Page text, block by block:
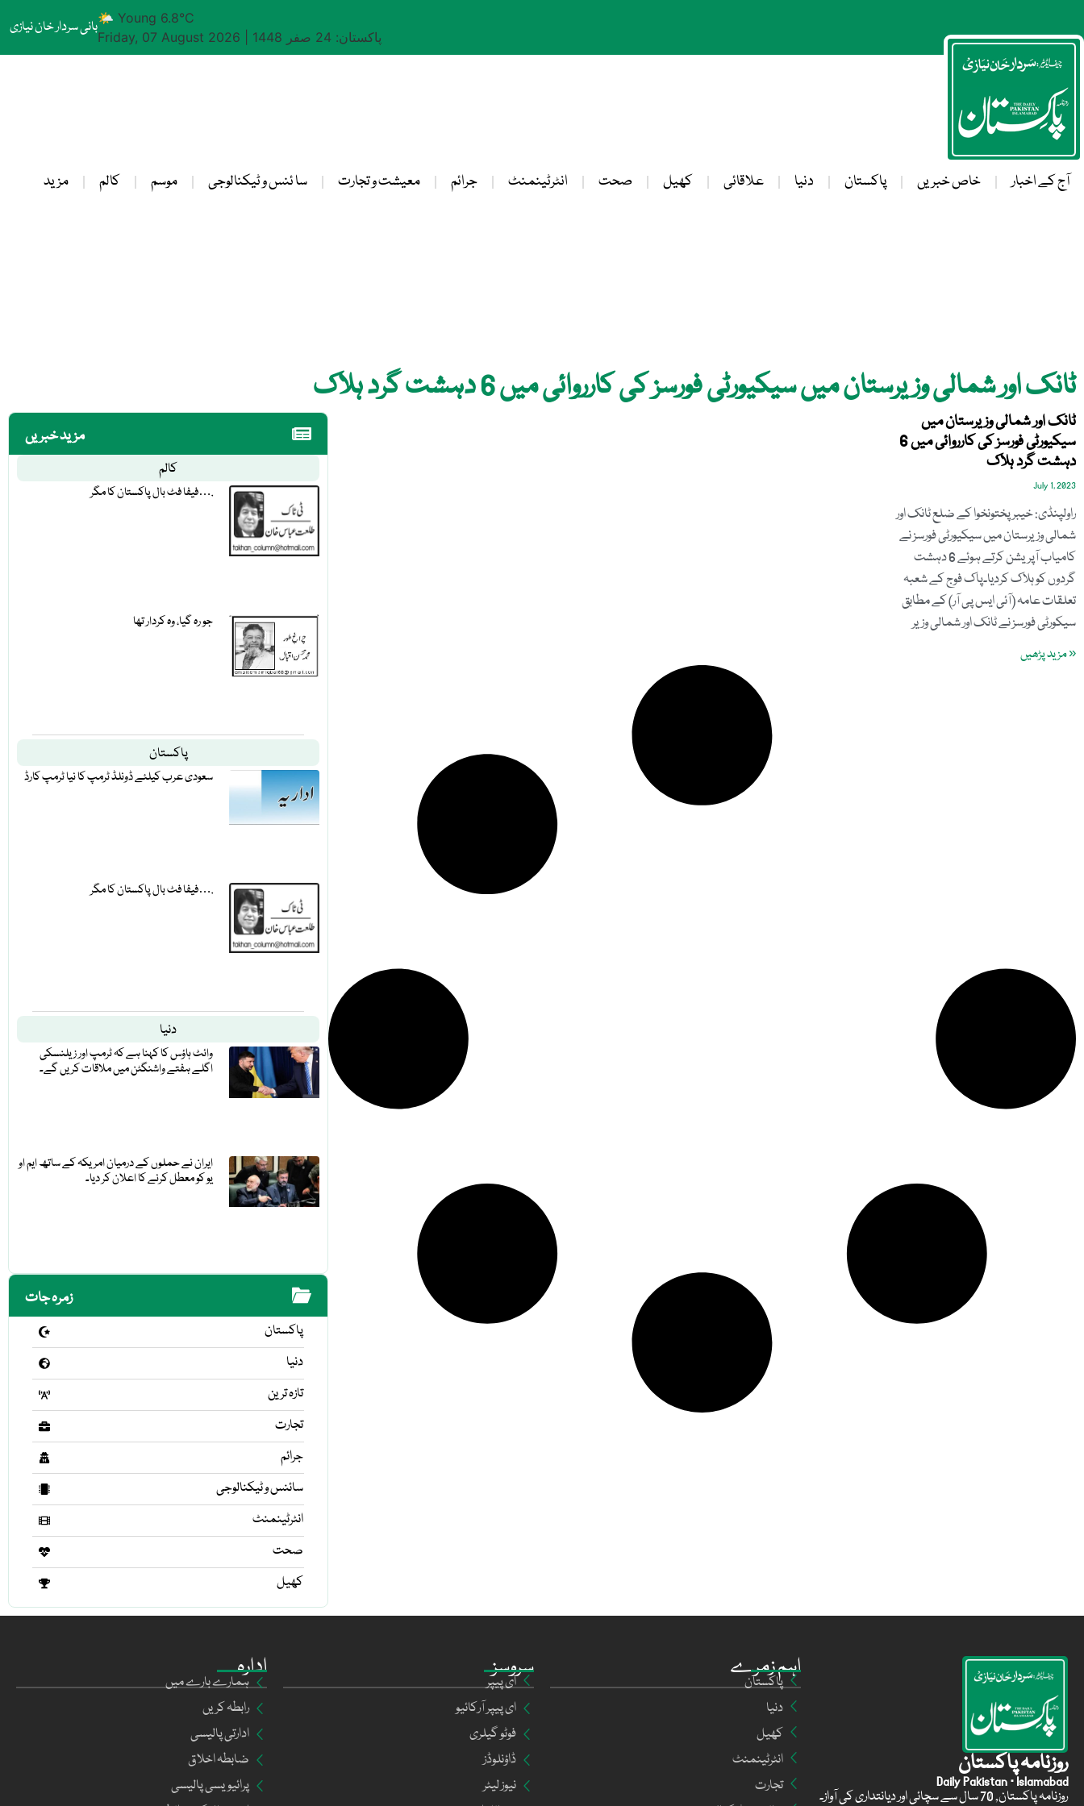
بانی سردار خان نیازی🌤 Young 6.8°C
Friday, 07 August 2026
پاکستان: 24 صفر 1448
آج کے اخبار خاص خبریں پاکستان دنیا علاقائی کھیل صحت انٹرٹینمنٹ جرائم معیشت و تجارت سا ئنس و ٹیکنالوجی موسم کالم مزید
ٹانک اور شمالی وزیرستان میں سیکیورٹی فورسز کی کارروائی میں 6 دہشت گرد ہلاک
مزید خبریں
کالم
فیفا فٹ بال پاکستان کا مگر….
جو رہ گیا، وہ کردار تھا
پاکستان
سعودی عرب کیلئے ڈونلڈ ٹرمپ کا نیا ٹرمپ کارڈ
فیفا فٹ بال پاکستان کا مگر….
دنیا
وائٹ ہاؤس کا کہنا ہے کہ ٹرمپ اور زیلنسکی
اگلے ہفتے واشنگٹن میں ملاقات کریں گے۔
ایران نے حملوں کے درمیان امریکہ کے ساتھ ایم او
یو کو معطل کرنے کا اعلان کر دیا۔
زمرہ جات
پاکستان
دنیا
تازہ ترین
تجارت
جرائم
سائنس و ٹیکنالوجی
انٹرٹینمنٹ
صحت
کھیل
ٹانک اور شمالی وزیرستان میں
سیکیورٹی فورسز کی کارروائی میں 6
دہشت گرد ہلاک
July 1, 2023
راولپنڈی: خیبرپختونخوا کے ضلع ٹانک اور
شمالی وزیرستان میں سیکیورٹی فورسز نے
کامیاب آپریشن کرتے ہوئے 6 دہشت
گردوں کو ہلاک کردیا۔پاک فوج کے شعبہ
تعلقات عامہ (آئی ایس پی آر) کے مطابق
سیکورٹی فورسز نے ٹانک اور شمالی وزیر
« مزید پڑھیں
ادارہ
ہمارے بارے میں
رابطہ کریں
ادارتی پالیسی
ضابطہ اخلاق
پرائیویسی پالیسی
سروسز
ای پیپر
ای پیپر آرکائیو
فوٹو گیلری
ڈاؤنلوڈز
نیوز لیٹر
اہم زمرے
پاکستان
دنیا
کھیل
انٹرٹینمنٹ
تجارت
روزنامہ پاکستان
Daily Pakistan · Islamabad
روزنامہ پاکستان, 70 سال سے سچائی اور دیانتداری کی آواز۔